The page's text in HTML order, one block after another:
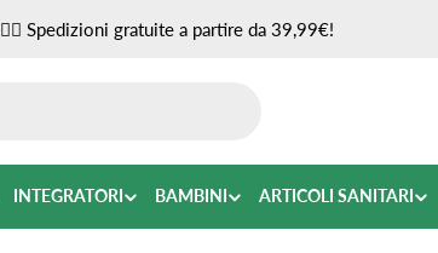
✌🏼 Spedizioni gratuite a partire da 39,99€!
INTEGRATORI BAMBINI ARTICOLI SANITARI